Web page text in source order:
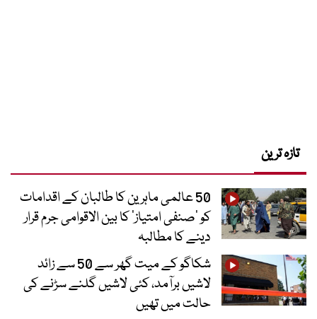
تازہ ترین
50 عالمی ماہرین کا طالبان کے اقدامات
کو ’صنفی امتیاز‘ کا بین الاقوامی جرم قرار
دینے کا مطالبہ
شکاگو کے میت گھر سے 50 سے زائد
لاشیں برآمد، کئی لاشیں گلنے سڑنے کی
حالت میں تھیں